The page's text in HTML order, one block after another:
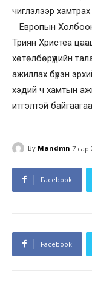
чиглэлээр
Европын
Триян Христеа
хөтөлбөрүүдийн
ажиллах бүрэн
хэдий ч хамтын
итгэлтэй
By Mandmn 7 сар
Facebook
Facebook